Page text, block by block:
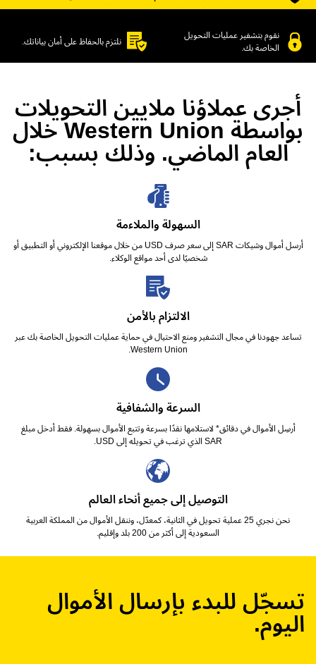
نقوم بتشفير عمليات التحويل
الخاصة بك.
نلتزم بالحفاظ على أمان بياناتك.
أجرى عملاؤنا ملايين التحويلات
بواسطة Western Union خلال
العام الماضي. وذلك بسبب:
السهولة والملاءمة
أرسل أموال وشيكات SAR إلى سعر صرف USD من خلال موقعنا الإلكتروني أو التطبيق أو
شخصيًا لدى أحد مواقع الوكلاء.
الالتزام بالأمن
تساعد جهودنا في مجال التشفير ومنع الاحتيال في حماية عمليات التحويل الخاصة بك عبر
Western Union.
السرعة والشفافية
أرسِل الأموال في دقائق* لاستلامها نقدًا بسرعة وتتبع الأموال بسهولة. فقط أدخل مبلغ
SAR الذي ترغب في تحويله إلى USD.
التوصيل إلى جميع أنحاء العالم
نحن نجري 25 عملية تحويل في الثانية، كمعدّل، وننقل الأموال من المملكة العربية
السعودية إلى أكثر من 200 بلد وإقليم.
تسجّل للبدء بإرسال الأموال
اليوم.